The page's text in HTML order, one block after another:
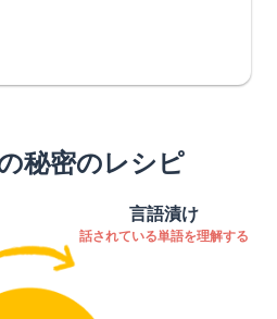
秘密のレシピ
言語漬け
話されている単語を理解する